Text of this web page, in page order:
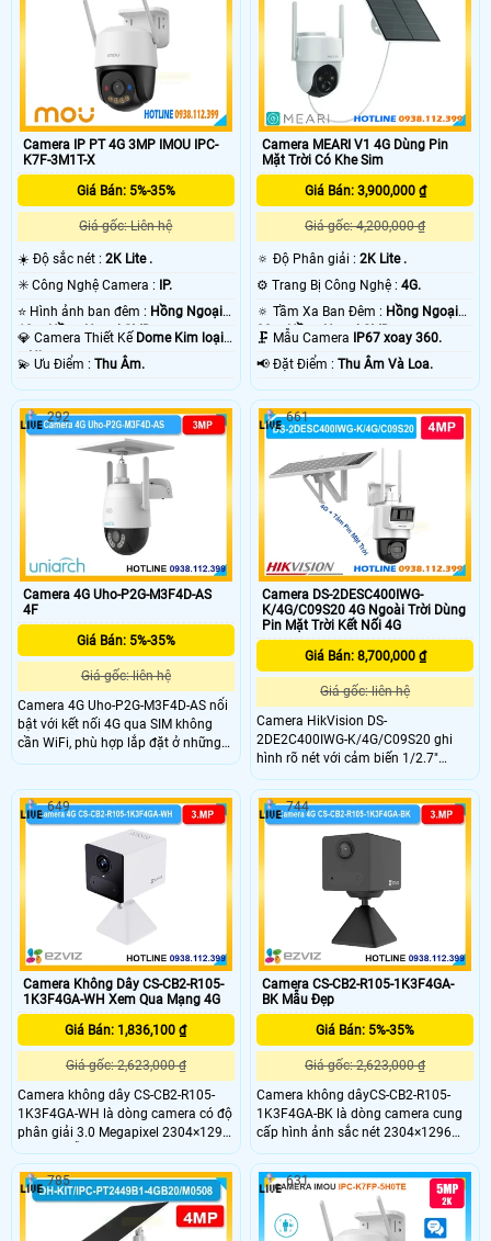
Camera IP PT 4G 3MP IMOU IPC-
K7F-3M1T-X
Giá Bán: 5%-35%
Giá gốc: Liên hệ
☀️ Độ sắc nét : 2K Lite .
✳️ Công Nghệ Camera : IP.
⭐ Hình ảnh ban đêm : Hồng Ngoại
10m Hồng Ngoại SMD.
💎 Camera Thiết Kế Dome Kim loại
+ Nhựa.
️💫 Ưu Điểm : Thu Âm.
Camera MEARI V1 4G Dùng Pin
Mặt Trời Có Khe Sim
Giá Bán: 3,900,000 ₫
Giá gốc: 4,200,000 ₫
🔅 Độ Phân giải :2K Lite .
⚙ Trang Bị Công Nghệ :4G.
🔅 Tầm Xa Ban Đêm : Hồng Ngoại
30m Hồng Ngoại SMD.
🗜️ Mẫu Camera IP67 xoay 360.
️📢 Đặt Điểm :Thu Âm Và Loa.
Camera 4G Uho-P2G-M3F4D-AS
4F
Giá Bán: 5%-35%
Giá gốc: liên hệ
Camera 4G Uho-P2G-M3F4D-AS nổi
bật với kết nối 4G qua SIM không
cần WiFi, phù hợp lắp đặt ở những
khu vực không có mạng cố định. Độ
năng quay quét 345° ngang và 90°
dọc giúp quan sát toàn diện, hạn
chế điểm mù hiệu quả.
292
Camera DS-2DESC400IWG-
K/4G/C09S20 4G Ngoài Trời Dùng
Pin Mặt Trời Kết Nối 4G
Giá Bán: 8,700,000 ₫
Giá gốc: liên hệ
Camera HikVision DS-
2DE2C400IWG-K/4G/C09S20 ghi
hình rõ nét với cảm biến 1/2.7"
CMOS, độ phân giải 4MP và ống
kính 2.8mm. Tích hợp nguồn pin
90Wh cùng tấm pin năng lượng mặt
trời đảm bảo hoạt động bền bỉ ngay
cả khi mất điện. Kết nối 4G giúp
truyền dữ liệu linh hoạt hỗ trợ đàm
thoại 2 chiều và thẻ nhớ 512GB cho
lưu trữ dài hạn.
661
Camera Không Dây CS-CB2-R105-
1K3F4GA-WH Xem Qua Mạng 4G
Giá Bán: 1,836,100 ₫
Giá gốc: 2,623,000 ₫
Camera không dây CS-CB2-R105-
1K3F4GA-WH là dòng camera có độ
phân giải 3.0 Megapixel 2304×1296
sắc nét, hỗ trợ kết nối 4G linh hoạt
và pin 2000mAh tiện lợi. Trang bị AI
phát hiện hình dáng người, hồng
ngoại 8m, đàm thoại hai chiều cùng
khả năng lưu trữ đến 512GB, phù
649
Camera CS-CB2-R105-1K3F4GA-
BK Mẫu Đẹp
Giá Bán: 5%-35%
Giá gốc: 2,623,000 ₫
Camera không dâyCS-CB2-R105-
1K3F4GA-BK là dòng camera cung
cấp hình ảnh sắc nét 2304×1296
cùng khả năng kết nối 4G mọi nơi.
Hỗ trợ AI phát hiện hình dáng
người,hỗ trợ pin 2000mAh hồng
ngoại 8m và đàm thoại hai chiều
với chất lượng âm thanh cao, khe
744
785 631